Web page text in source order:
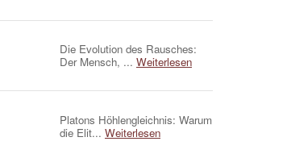
Die Evolution des Rausches:
Der Mensch, ... Weiterlesen
Platons Höhlengleichnis: Warum
die Elit... Weiterlesen